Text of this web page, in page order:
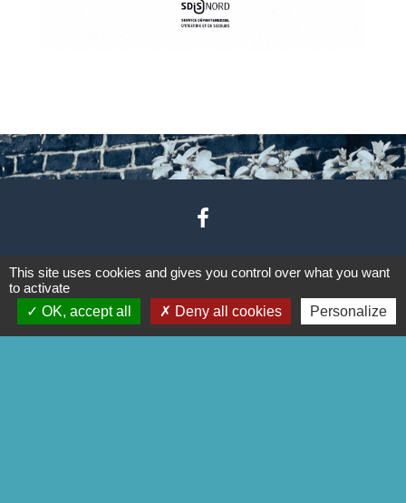
Contacts
Commune de Godewaersvelde
This site uses cookies and gives you control over what you want
to activate
OK, accept all
Deny all cookies Personalize